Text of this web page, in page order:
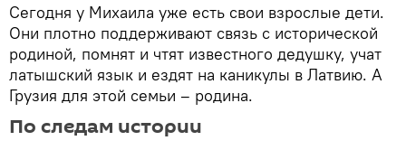
Сегодня у Михаила уже есть свои взрослые дети.
Они плотно поддерживают связь с исторической
родиной, помнят и чтят известного дедушку, учат
латышский язык и ездят на каникулы в Латвию. А
Грузия для этой семьи – родина.
По следам истории